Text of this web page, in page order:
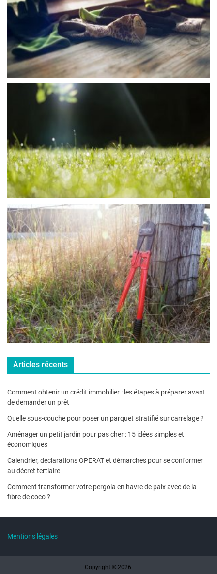
Articles récents
Comment obtenir un crédit immobilier : les étapes à préparer avant
de demander un prêt
Quelle sous-couche pour poser un parquet stratifié sur carrelage ?
Aménager un petit jardin pour pas cher : 15 idées simples et
économiques
Calendrier, déclarations OPERAT et démarches pour se conformer
au décret tertiaire
Comment transformer votre pergola en havre de paix avec de la
fibre de coco ?
Mentions légales
Copyright © 2026.